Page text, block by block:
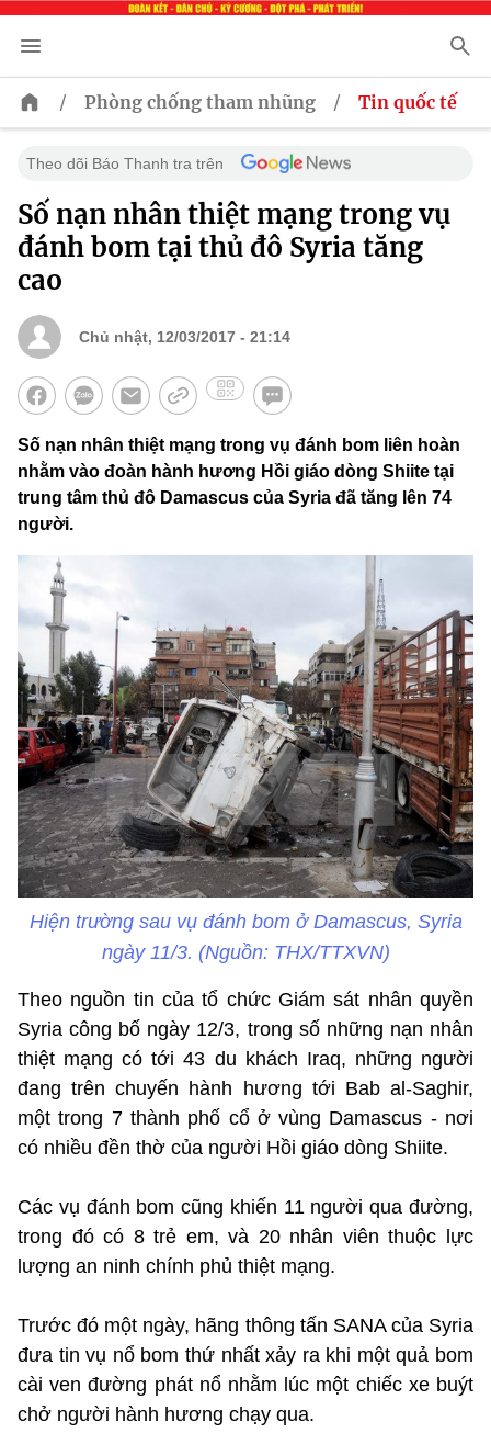
/ Phòng chống tham nhũng / Tin quốc tế
Theo dõi Báo Thanh tra trên
Số nạn nhân thiệt mạng trong vụ
đánh bom tại thủ đô Syria tăng
cao
Chủ nhật, 12/03/2017 - 21:14
Số nạn nhân thiệt mạng trong vụ đánh bom liên hoàn
nhằm vào đoàn hành hương Hồi giáo dòng Shiite​ tại
trung tâm thủ đô Damascus của Syria đã tăng lên 74
người.
Hiện trường sau vụ đánh bom ở Damascus, Syria
ngày 11/3. (Nguồn: THX/TTXVN)
Theo nguồn tin của tổ chức Giám sát nhân quyền
Syria công bố ngày 12/3, trong số những nạn nhân
thiệt mạng có tới 43 du khách Iraq, những người
đang trên chuyến hành hương tới Bab al-Saghir,
một trong 7 thành phố cổ ở vùng Damascus - nơi
có nhiều đền thờ của người Hồi giáo dòng Shiite.
Các vụ đánh bom cũng khiến 11 người qua đường,
trong đó có 8 trẻ em, và 20 nhân viên thuộc lực
lượng an ninh chính phủ thiệt mạng.
Trước đó một ngày, hãng thông tấn SANA của Syria
đưa tin vụ nổ bom thứ nhất xảy ra khi một quả bom
cài ven đường phát nổ nhằm lúc một chiếc xe buýt
chở người hành hương chạy qua.